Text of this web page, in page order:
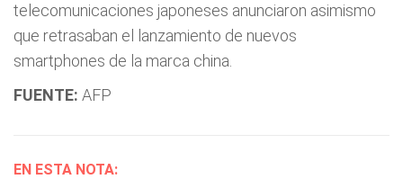
telecomunicaciones japoneses anunciaron asimismo
que retrasaban el lanzamiento de nuevos
smartphones de la marca china.
FUENTE: AFP
EN ESTA NOTA: